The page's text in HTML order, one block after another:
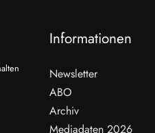
Informationen
Newsletter
ABO
Archiv
Mediadaten 2026